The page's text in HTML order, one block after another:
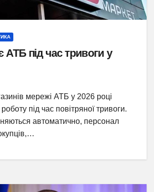
під час тривоги у
мережі АТБ у 2026 році
під час повітряної тривоги.
автоматично, персонал